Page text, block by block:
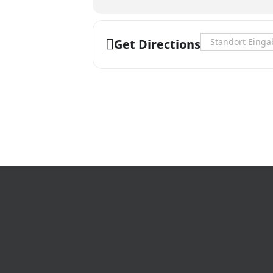
Get Directions Address - CD &